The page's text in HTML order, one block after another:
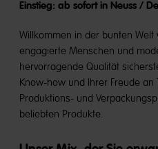
Einstieg: ab sofort in Neuss /
Willkommen in der bunten Welt
engagierte Menschen und
hervorragende Qualität
Know-how und Ihrer Freude an
Produktions- und
beliebten Produkte.